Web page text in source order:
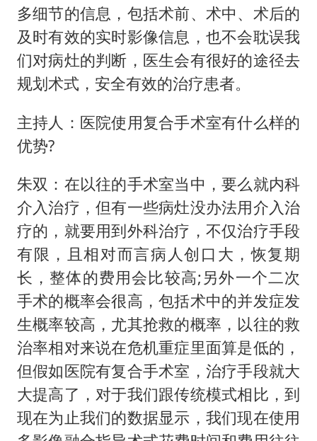
多细节的信息，包括术前、术中、术后的
及时有效的实时影像信息，也不会耽误我
们对病灶的判断，医生会有很好的途径去
规划术式，安全有效的治疗患者。
主持人：医院使用复合手术室有什么样的
优势?
朱双：在以往的手术室当中，要么就内科
介入治疗，但有一些病灶没办法用介入治
疗的，就要用到外科治疗，不仅治疗手段
有限，且相对而言病人创口大，恢复期
长，整体的费用会比较高;另外一个二次
手术的概率会很高，包括术中的并发症发
生概率较高，尤其抢救的概率，以往的救
治率相对来说在危机重症里面算是低的，
但假如医院有复合手术室，治疗手段就大
大提高了，对于我们跟传统模式相比，到
现在为止我们的数据显示，我们现在使用